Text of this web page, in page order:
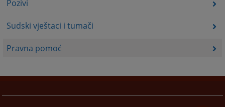
Pozivi
Sudski vještaci i tumači
Pravna pomoć